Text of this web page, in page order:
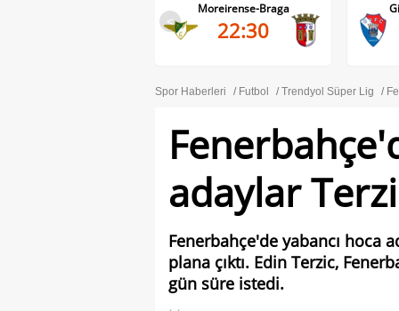
<
Gil Vicente-Rio Ave
22:30
Spor Haberleri Futbol Trendyol Süper Lig
adaylar
Fenerbahçe'de yabancı hoca
plana çıktı. Edin Terzic,
gün süre istedi.